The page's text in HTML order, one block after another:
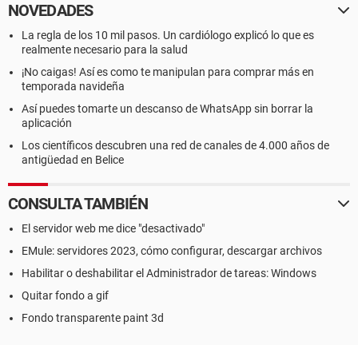
NOVEDADES
La regla de los 10 mil pasos. Un cardiólogo explicó lo que es
realmente necesario para la salud
¡No caigas! Así es como te manipulan para comprar más en
temporada navideña
Así puedes tomarte un descanso de WhatsApp sin borrar la
aplicación
Los científicos descubren una red de canales de 4.000 años de
antigüedad en Belice
CONSULTA TAMBIÉN
El servidor web me dice "desactivado"
EMule: servidores 2023, cómo configurar, descargar archivos
Habilitar o deshabilitar el Administrador de tareas: Windows
Quitar fondo a gif
Fondo transparente paint 3d